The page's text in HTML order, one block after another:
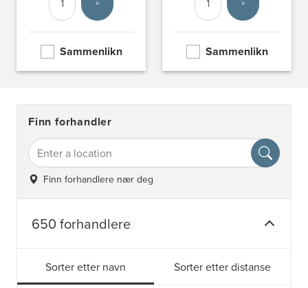
Antall
Velg enhet
Sammenlikn
Antall
Velg enhet
Sammenlikn
Finn forhandler
Finn forhandlere nær deg
650 forhandlere
Sorter etter navn Sorter etter distanse